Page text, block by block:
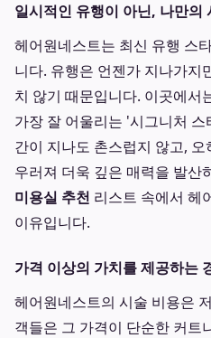
일시적인 유행이 아닌, 나만의
헤어원네스트는 최신 유행 스
니다. 유행은 언젠가 지나가지
치 않기 때문입니다. 이곳에서
가장 잘 어울리는 '시그니처
간이 지나도 촌스럽지 않고,
우러져 더욱 깊은 매력을 발산
미용실 추천 리스트 속에서 헤
이유입니다.
가격 이상의 가치를 제공하는
헤어원네스트의 시술 비용은
객들은 그 가격이 단순한 커트